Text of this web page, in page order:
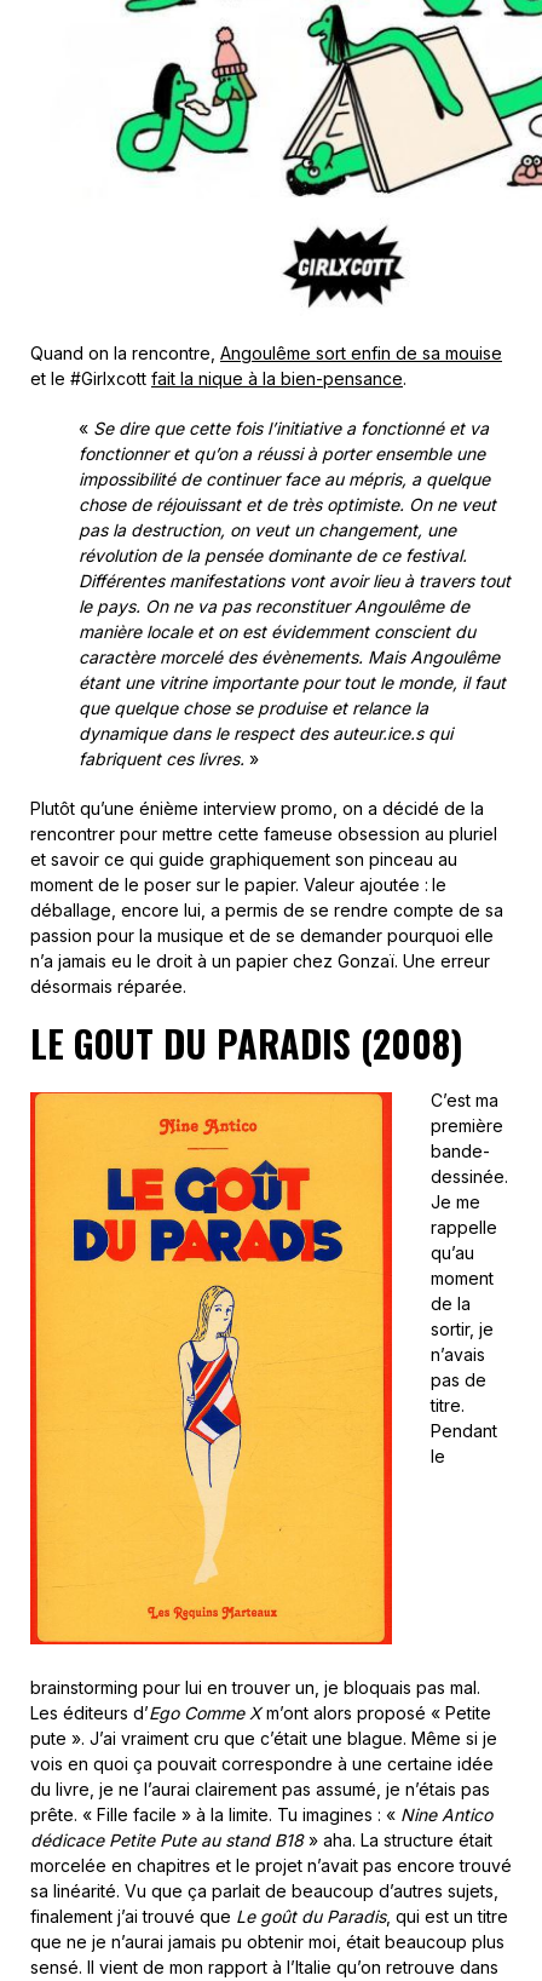
Quand on la rencontre, Angoulême sort enfin de sa mouise
et le #Girlxcott fait la nique à la bien-pensance.
« Se dire que cette fois l’initiative a fonctionné et va
fonctionner et qu’on a réussi à porter ensemble une
impossibilité de continuer face au mépris, a quelque
chose de réjouissant et de très optimiste. On ne veut
pas la destruction, on veut un changement, une
révolution de la pensée dominante de ce festival.
Différentes manifestations vont avoir lieu à travers tout
le pays. On ne va pas reconstituer Angoulême de
manière locale et on est évidemment conscient du
caractère morcelé des évènements. Mais Angoulême
étant une vitrine importante pour tout le monde, il faut
que quelque chose se produise et relance la
dynamique dans le respect des auteur.ice.s qui
fabriquent ces livres. »
Plutôt qu’une énième interview promo, on a décidé de la
rencontrer pour mettre cette fameuse obsession au pluriel
et savoir ce qui guide graphiquement son pinceau au
moment de le poser sur le papier. Valeur ajoutée : le
déballage, encore lui, a permis de se rendre compte de sa
passion pour la musique et de se demander pourquoi elle
n’a jamais eu le droit à un papier chez Gonzaï. Une erreur
désormais réparée.
LE GOUT DU PARADIS (2008)
C’est ma
première
bande-
dessinée.
Je me
rappelle
qu’au
moment
de la
sortir, je
n’avais
pas de
titre.
Pendant
le
brainstorming pour lui en trouver un, je bloquais pas mal.
Les éditeurs d’Ego Comme Xm’ont alors proposé « Petite
pute ». J’ai vraiment cru que c’était une blague. Même si je
vois en quoi ça pouvait correspondre à une certaine idée
du livre, je ne l’aurai clairement pas assumé, je n’étais pas
prête. « Fille facile » à la limite. Tu imagines : « Nine Antico
dédicace Petite Pute au stand B18» aha. La structure était
morcelée en chapitres et le projet n’avait pas encore trouvé
sa linéarité. Vu que ça parlait de beaucoup d’autres sujets,
finalement j’ai trouvé que Le goût du Paradis, qui est un titre
que ne je n’aurai jamais pu obtenir moi, était beaucoup plus
sensé. Il vient de mon rapport à l’Italie qu’on retrouve dans